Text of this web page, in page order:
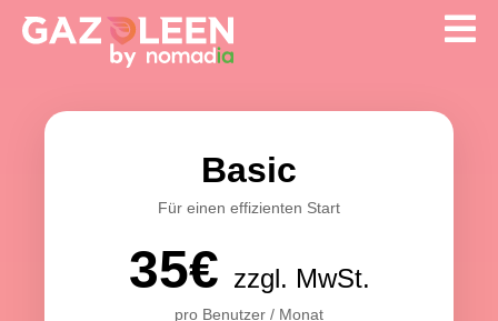
Basic
Für einen effizienten Start
35€ zzgl. MwSt.
pro Benutzer / Monat